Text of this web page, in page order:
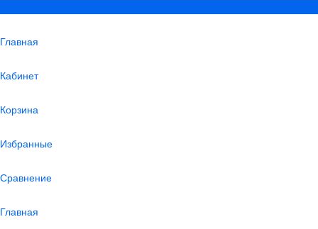
Главная
Кабинет
Корзина
Избранные
Сравнение
Главная